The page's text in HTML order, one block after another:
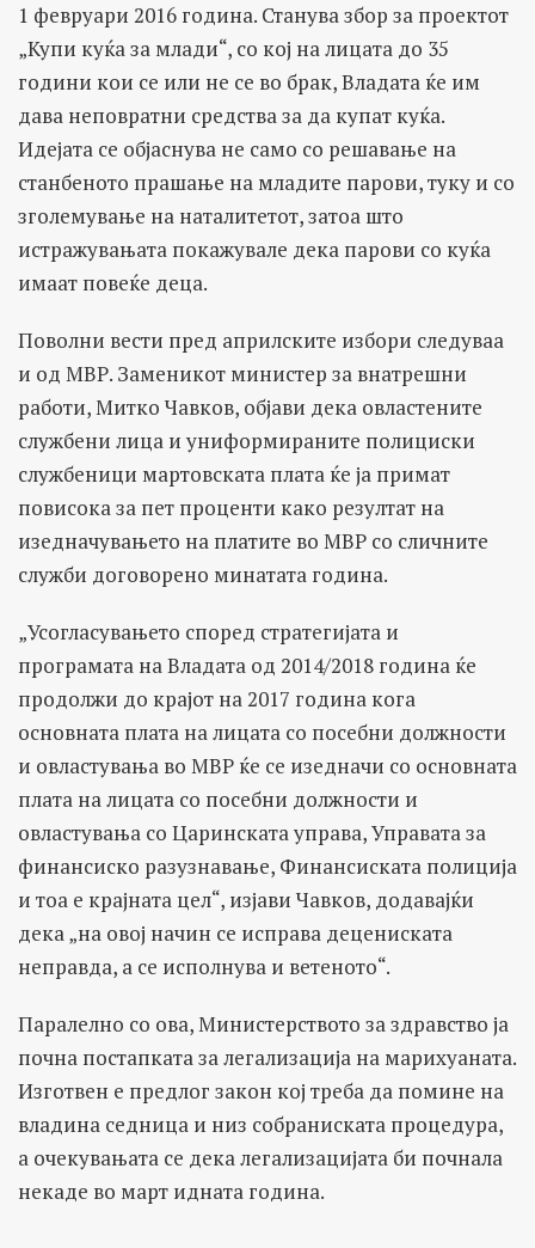
1 февруари 2016 година. Станува збор за проектот
„Купи куќа за млади“, со кој на лицата до 35
години кои се или не се во брак, Владата ќе им
дава неповратни средства за да купат куќа.
Идејата се објаснува не само со решавање на
станбеното прашање на младите парови, туку и со
зголемување на наталитетот, затоа што
истражувањата покажувале дека парови со куќа
имаат повеќе деца.
Поволни вести пред априлските избори следуваа
и од МВР. Заменикот министер за внатрешни
работи, Митко Чавков, објави дека овластените
службени лица и униформираните полициски
службеници мартовската плата ќе ја примат
повисока за пет проценти како резултат на
изедначувањето на платите во МВР со сличните
служби договорено минатата година.
„Усогласувањето според стратегијата и
програмата на Владата од 2014/2018 година ќе
продолжи до крајот на 2017 година кога
основната плата на лицата со посебни должности
и овластувања во МВР ќе се изедначи со основната
плата на лицата со посебни должности и
овластувања со Царинската управа, Управата за
финансиско разузнавање, Финансиската полиција
и тоа е крајната цел“, изјави Чавков, додавајќи
дека „на овој начин се исправа децениската
неправда, а се исполнува и ветеното“.
Паралелно со ова, Министерството за здравство ја
почна постапката за легализација на марихуаната.
Изготвен е предлог закон кој треба да помине на
владина седница и низ собраниската процедура,
а очекувањата се дека легализацијата би почнала
некаде во март идната година.